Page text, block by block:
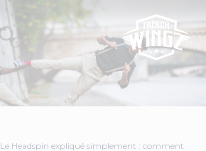
Le Headspin expliqué simplement : comment